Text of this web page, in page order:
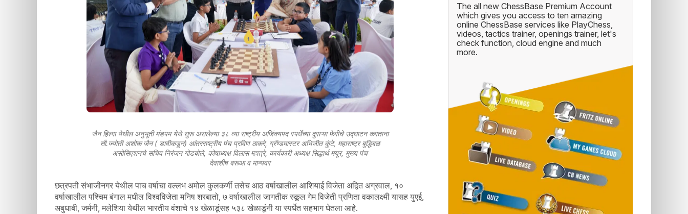
जैन हिल्स येथील अनुभूती मंडपम येथे सुरू असलेल्या ३८ व्या राष्ट्रीय अजिंक्यपद स्पर्धेच्या दुसऱ्या फेरीचे उद्घाटन करताना
सौ.ज्योती अशोक जैन ( डावीकडून) आंतरराष्ट्रीय पंच प्रविण ठाकरे, ग्रॅण्डमास्टर अभिजीत कुंटे, महाराष्ट्र बुद्धिबळ
असोसिएशनचे सचिव निरंजन गोडबोले, कोषाध्यक्ष विलास म्हात्रे, कार्यकारी अध्यक्ष सिद्धार्थ मयूर, मुख्य पंच
देवाशीष बरूआ व मान्यवर
छत्रपती संभाजीनगर येथील पाच वर्षाचा वल्लभ अमोल कुलकर्णी तसेच आठ वर्षाखालील आशियाई विजेता अद्वित अग्रवाल, १०
वर्षाखालील पश्चिम बंगाल मधील विश्वविजेता मनिष शरबातो, ७ वर्षाखालील जागतीक स्कूल गेम विजेती प्रणिता वकालक्ष्मी यासह युएई,
अबुधाबी, जर्मनी, मलेशिया येथील भारतीय वंशाचे १४ खेळाडूंसह ५३८ खेळाडूंनी या स्पर्धेत सहभाग घेतला आहे.
The all new ChessBase Premium Account
which gives you access to ten amazing
online ChessBase services like PlayChess,
videos, tactics trainer, openings trainer, let's
check function, cloud engine and much
more.